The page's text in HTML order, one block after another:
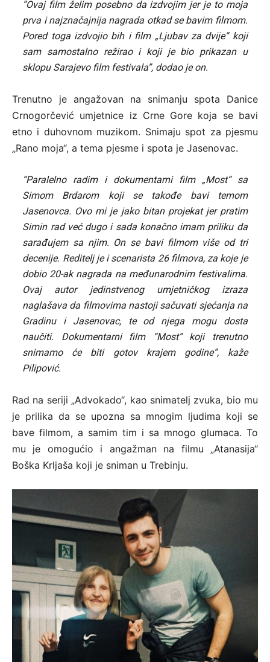
“Ovaj film želim posebno da izdvojim jer je to moja
prva i najznačajnija nagrada otkad se bavim filmom.
Pored toga izdvojio bih i film „Ljubav za dvije“ koji
sam samostalno režirao i koji je bio prikazan u
sklopu Sarajevo film festivala”, dodao je on.
Trenutno je angažovan na snimanju spota Danice
Crnogorčević umjetnice iz Crne Gore koja se bavi
etno i duhovnom muzikom. Snimaju spot za pjesmu
„Rano moja“, a tema pjesme i spota je Jasenovac.
“Paralelno radim i dokumentarni film „Most“ sa
Simom Brdarom koji se takođe bavi temom
Jasenovca. Ovo mi je jako bitan projekat jer pratim
Simin rad već dugo i sada konačno imam priliku da
sarađujem sa njim. On se bavi filmom više od tri
decenije. Reditelj je i scenarista 26 filmova, za koje je
dobio 20-ak nagrada na međunarodnim festivalima.
Ovaj autor jedinstvenog umjetničkog izraza
naglašava da filmovima nastoji sačuvati sjećanja na
Gradinu i Jasenovac, te od njega mogu dosta
naučiti. Dokumentarni film “Most” koji trenutno
snimamo će biti gotov krajem godine”, kaže
Pilipović.
Rad na seriji „Advokado“, kao snimatelj zvuka, bio mu
je prilika da se upozna sa mnogim ljudima koji se
bave filmom, a samim tim i sa mnogo glumaca. To
mu je omogućio i angažman na filmu „Atanasija“
Boška Krljaša koji je sniman u Trebinju.